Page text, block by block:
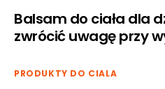
Balsam do ciała dla
zwrócić uwagę przy
PRODUKTY DO CIALA